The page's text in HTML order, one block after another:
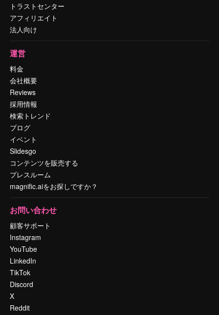
トラストセンター
アフィリエイト
法人向け
運営
料金
会社概要
Reviews
採用情報
検索トレンド
ブログ
イベント
Slidesgo
コンテンツを販売する
プレスルーム
magnific.aiをお探しですか？
お問い合わせ
顧客サポート
Instagram
YouTube
LinkedIn
TikTok
Discord
X
Reddit